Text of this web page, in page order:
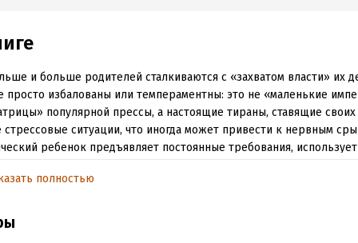
и больше родителей сталкиваются с «захватом власти» их
просто избалованы или темпераментны: это не «маленькие
популярной прессы, а настоящие тираны, ставящие
стрессовые ситуации, что иногда может привести к нервным
ребенок предъявляет постоянные требования,
что пошло не так, потому что считали, что делают все
автора, ключом к успеху является тонкое чувство равновесия:
не значит позволять им делать все, что они хотят. Это
полностью